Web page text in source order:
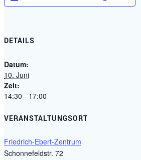
DETAILS
Datum:
10. Juni
Zeit:
14:30 - 17:00
VERANSTALTUNGSORT
Friedrich-Ebert-Zentrum
Schonnefeldstr. 72